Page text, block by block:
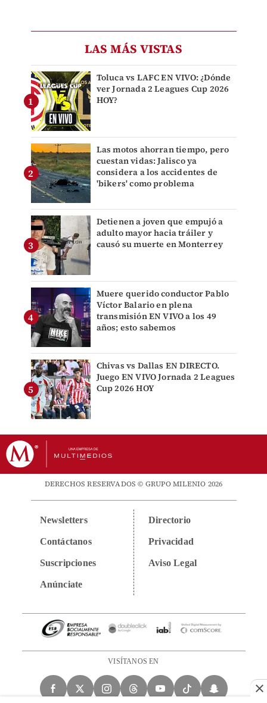
LAS MÁS VISTAS
Toluca vs LAFC EN VIVO: ¿Dónde
ver Jornada 2 Leagues Cup 2026
HOY?
Las motos ahorran tiempo, pero
cuestan vidas: Jalisco ya
considera a los accidentes de
'bikers' como problema
Detienen a joven que empujó a
adulto mayor hacia tráiler y
causó su muerte en Monterrey
Muere querido conductor Pablo
Víctor Balario en plena
transmisión EN VIVO a los 49
años; esto sabemos
Chivas vs Dallas EN DIRECTO.
Juego EN VIVO Jornada 2 Leagues
Cup 2026 HOY
DERECHOS RESERVADOS © GRUPO MILENIO 2026
Newsletters
Contáctanos
Suscripciones
Anúnciate
Directorio
Privacidad
Aviso Legal
VISÍTANOS EN